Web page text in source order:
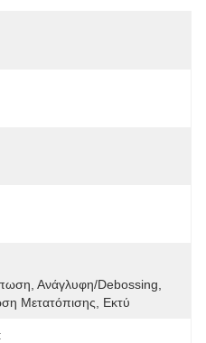
Ανάγλυφη/debossing,
Μετατόπισης, Εκτύ